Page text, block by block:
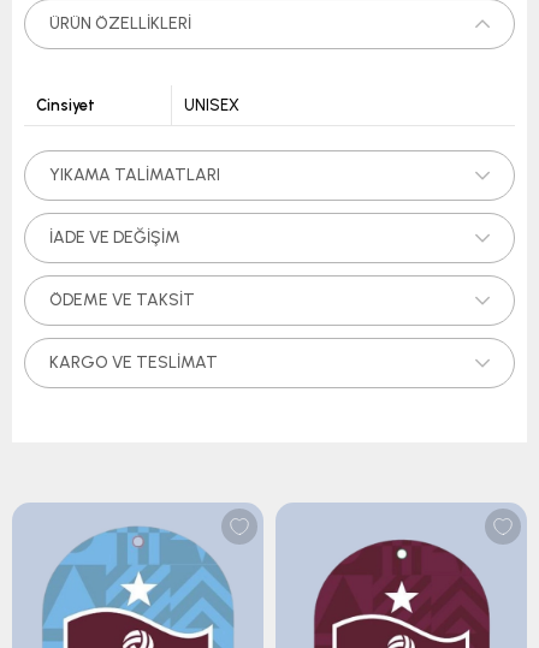
ÜRÜN ÖZELLIKLERI
Cinsiyet UNISEX
YIKAMA TALIMATLARI
İADE VE DEĞIŞIM
ÖDEME VE TAKSIT
KARGO VE TESLIMAT